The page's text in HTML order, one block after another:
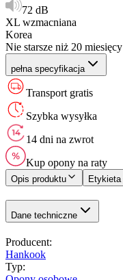
72 dB
XL wzmacniana
Korea
Nie starsze niż 20 miesięcy
pełna specyfikacja
Transport gratis
Szybka wysyłka
14 dni na zwrot
Kup opony na raty
Opis produktu Etykieta
Dane techniczne
Producent:
Hankook
Typ: